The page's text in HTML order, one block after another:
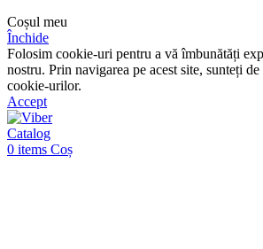
Coșul meu
Închide
Folosim cookie-uri pentru a vă îmbunătăți
nostru. Prin navigarea pe acest site, sunteți
cookie-urilor.
Accept
Catalog
0 items Coș